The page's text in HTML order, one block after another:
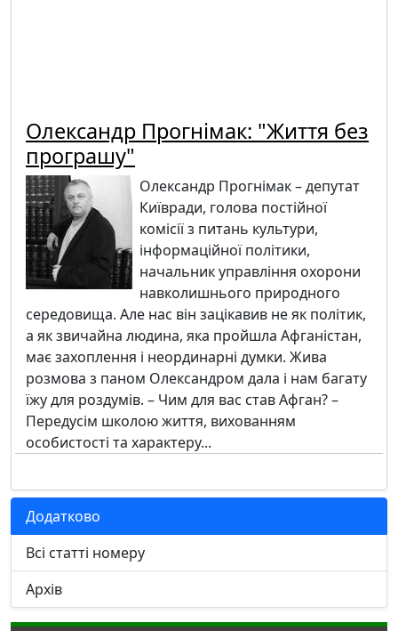
Олександр Прогнімак: "Життя без
програшу"
Олександр Прогнімак – депутат
Київради, голова постійної
комісії з питань культури,
інформаційної політики,
начальник управління охорони
навколишнього природного
середовища. Але нас він зацікавив не як політик,
а як звичайна людина, яка пройшла Афганістан,
має захоплення і неординарні думки. Жива
розмова з паном Олександром дала і нам багату
їжу для роздумів. – Чим для вас став Афган? –
Передусім школою життя, вихованням
особистості та характеру...
Додатково
Всі статті номеру
Архів